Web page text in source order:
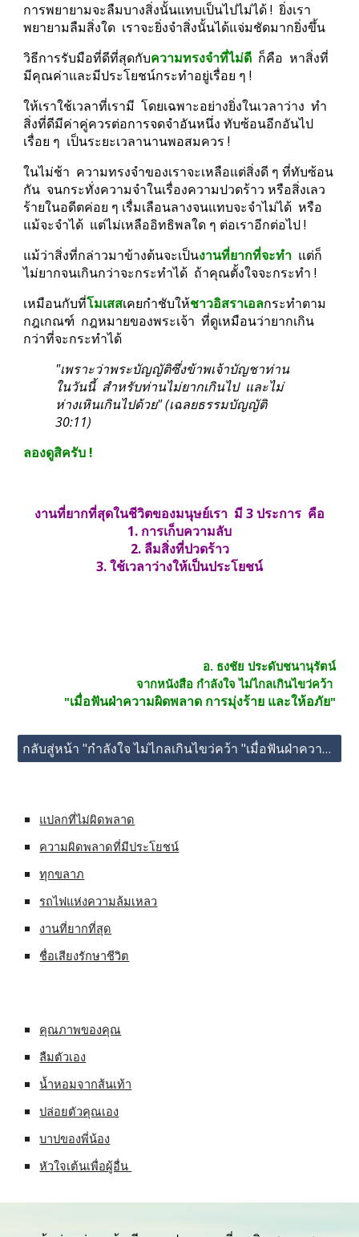
การพยายามจะลืมบางสิ่งนั้นแทบเป็นไปไม่ได้ !  ยิ่งเรา
พยายามลืมสิ่งใด  เราจะยิ่งจำสิ่งนั้นได้แจ่มชัดมากยิ่งขึ้น
วิธีการรับมือที่ดีที่สุดกับความทรงจำที่ไม่ดี
  ก็คือ  หาสิ่งที่
มีคุณค่าและมีประโยชน์กระทำอยู่เรื่อย ๆ !
ให้เราใช้เวลาที่เรามี  โดยเฉพาะอย่างยิ่งในเวลาว่าง  ทำ
สิ่งที่ดีมีค่าคู่ควรต่อการจดจำอันหนึ่ง ทับซ้อนอีกอันไป
เรื่อย ๆ  เป็นระยะเวลานานพอสมควร !
ในไม่ช้า  ความทรงจำของเราจะเหลือแต่สิ่งดี ๆ ที่ทับซ้อน
กัน  จนกระทั่งความจำในเรื่องความปวดร้าว หรือสิ่งเลว
ร้ายในอดีตค่อย ๆ เรื่มเลือนลางจนแทบจะจำไม่ได้  หรือ
แม้จะจำได้  แต่ไม่เหลืออิทธิพลใด ๆ ต่อเราอีกต่อไป !
แม้ว่าสิ่งที่กล่าวมาข้างต้นจะเป็นงานที่ยากที่จะทำ
  แต่ก็
ไม่ยากจนเกินกว่าจะกระทำได้  ถ้าคุณตั้งใจจะกระทำ !
เหมือนกับที่โมเสสเคยกำชับให้ชาวอิสราเอลกระทำตาม
กฎเกณฑ์  กฎหมายของพระเจ้า  ที่ดูเหมือนว่ายากเกิน
กว่าที่จะกระทำได้
"เพราะว่าพระบัญญัติซึ่งข้าพเจ้าบัญชาท่าน
ในวันนี้  สำหรับท่านไม่ยากเกินไป  และไม่
ห่างเหินเกินไปด้วย" (เฉลยธรรมบัญญัติ
30:11)
ลองดูสิครับ !
งานที่ยากที่สุดในชีวิตของมนุษย์เรา  มี 3 ประการ  คือ
1. การเก็บความลับ
2. ลืมสิ่งที่ปวดร้าว
3. ใช้เวลาว่างให้เป็นประโยชน์
อ. ธงชัย ประดับชนานุรัตน์
จากหนังสือ กำลังใจ ไม่ไกลเกินไขว่คว้า
"เมื่อฟันฝ่าความผิดพลาด การมุ่งร้าย และให้อภัย"
กลับสู่หน้า "กำลังใจ ไม่ไกลเกินไขว่คว้า "เมื่อฟันฝ่าความผิดพลาด การมุ่งร้าย และให้อภัย" "
แปลกที่ไม่ผิดพลาด
ความผิดพลาดที่มีประโยชน์
ทุกขลาภ
รถไฟแห่งความล้มเหลว
งานที่ยากที่สุด
ชื่อเสียงรักษาชีวิต
คุณภาพของคุณ
ลืมตัวเอง
น้ำหอมจากส้นเท้า
ปล่อยตัวคุณเอง
บาปของพี่น้อง
หัวใจเต้นเพื่อผู้อื่น